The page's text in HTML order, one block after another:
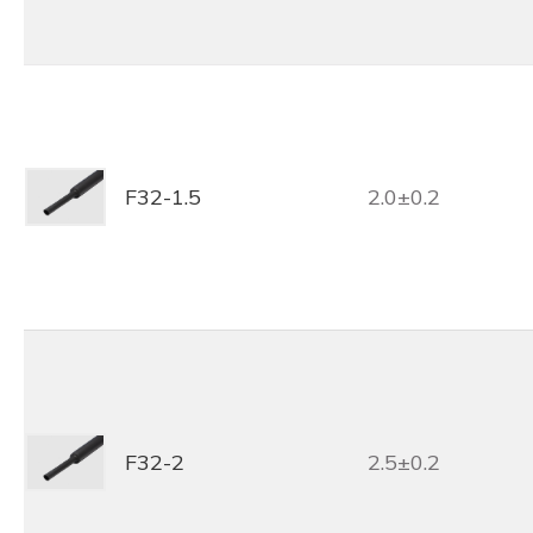
F32-1.5 2.0±0.2
F32-2 2.5±0.2